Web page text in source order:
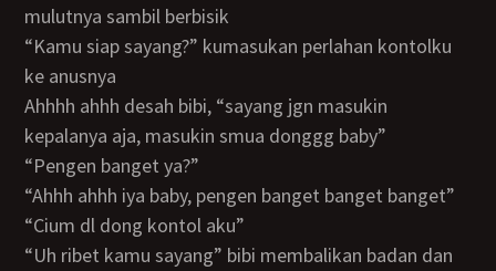
mulutnya sambil berbisik
“kamu siap sayang?” kumasukan perlahan kontolku
ke anusnya
ahhhh ahhh desah bibi, “sayang jgn masukin
kepalanya aja, masukin smua donggg baby”
“pengen banget ya?”
“ahhh ahhh iya baby, pengen banget banget banget”
“cium dl dong kontol aku”
“uh ribet kamu sayang” bibi membalikan badan dan